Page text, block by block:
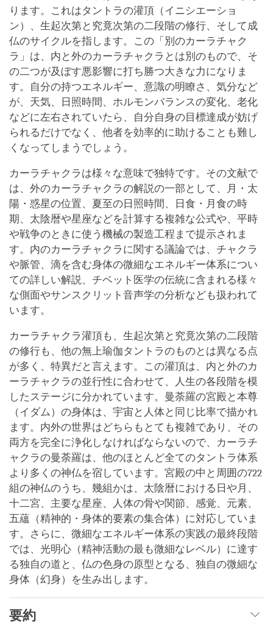
ります。これはタントラの灌頂（イニシエーショ
ン）、生起次第と究竟次第の二段階の修行、そして成
仏のサイクルを指します。この「別のカーラチャク
ラ」は、内と外のカーラチャクラとは別のもので、そ
の二つが及ぼす悪影響に打ち勝つ大きな力になりま
す。自分の持つエネルギー、意識の明瞭さ、気分など
が、天気、日照時間、ホルモンバランスの変化、老化
などに左右されていたら、自分自身の目標達成が妨げ
られるだけでなく、他者を効率的に助けることも難し
くなってしまうでしょう。
カーラチャクラは様々な意味で独特です。その文献で
は、外のカーラチャクラの解説の一部として、月・太
陽・惑星の位置、夏至の日照時間、日食・月食の時
期、太陰暦や星座などを計算する複雑な公式や、平時
や戦争のときに使う機械の製造工程まで提示されま
す。内のカーラチャクラに関する議論では、チャクラ
や脈管、滴を含む身体の微細なエネルギー体系につい
ての詳しい解説、チベット医学の伝統に含まれる様々
な側面やサンスクリット音声学の分析なども扱われて
います。
カーラチャクラ灌頂も、生起次第と究竟次第の二段階
の修行も、他の無上瑜伽タントラのものとは異なる点
が多く、特異だと言えます。この灌頂は、内と外のカ
ーラチャクラの並行性に合わせて、人生の各段階を模
したステージに分かれています。曼荼羅の宮殿と本尊
（イダム）の身体は、宇宙と人体と同じ比率で描かれ
ます。内外の世界はどちらもとても複雑であり、その
両方を完全に浄化しなければならないので、カーラチ
ャクラの曼荼羅は、他のほとんど全てのタントラ体系
より多くの神仏を宿しています。宮殿の中と周囲の722
組の神仏のうち、幾組かは、太陰暦における日や月、
十二宮、主要な星座、人体の骨や関節、感覚、元素、
五蘊（精神的・身体的要素の集合体）に対応していま
す。さらに、微細なエネルギー体系の実践の最終段階
では、光明心（精神活動の最も微細なレベル）に達す
る独自の道と、仏の色身の原型となる、独自の微細な
身体（幻身）を生み出します。
要約